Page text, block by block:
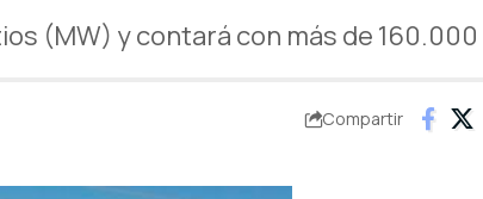
(MW) y contará con más de
Compartir